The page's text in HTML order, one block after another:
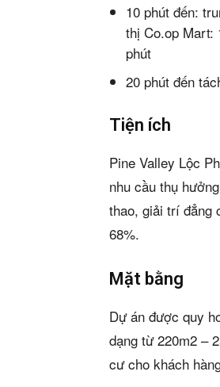
10 phút đến:
thị Co.op Mart:
phút
20 phút đến
Tiện ích
Pine Valley Lộc
nhu cầu thụ
thao, giải trí đẳng
68%.
Mặt bằng
Dự án được quy
dạng từ 220m2 –
cư cho khách